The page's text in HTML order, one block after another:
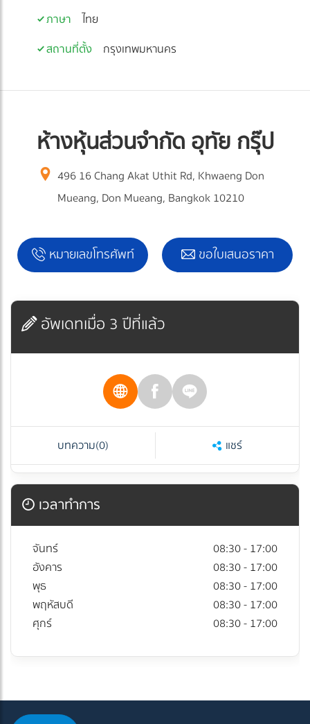
ภาษา
ไทย
สถานที่ตั้ง
กรุงเทพมหานคร
ห้างหุ้นส่วนจำกัด อุทัย กรุ๊ป
496 16 Chang Akat Uthit Rd, Khwaeng Don
Mueang, Don Mueang, Bangkok 10210
หมายเลขโทรศัพท์ ขอใบเสนอราคา
อัพเดทเมื่อ 3 ปีที่แล้ว
บทความ(0) แชร์
เวลาทำการ
จันทร์
08:30 - 17:00
อังคาร
08:30 - 17:00
พุธ
08:30 - 17:00
พฤหัสบดี
08:30 - 17:00
ศุกร์
08:30 - 17:00